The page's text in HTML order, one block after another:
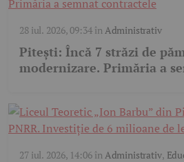
28 iul. 2026, 09:34în Administrativ
Pitești: Încă 7 străzi de
modernizare. Primăria a
27 iul. 2026, 14:06în Administrativ,